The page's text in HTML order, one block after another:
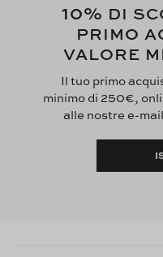
10% DI
PRIMO
VALORE
Il tuo primo
minimo di 250€,
alle nostre e-